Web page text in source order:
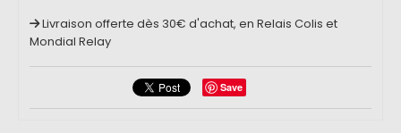
Livraison offerte dès 30€ d'achat, en Relais Colis et
Mondial Relay
Save